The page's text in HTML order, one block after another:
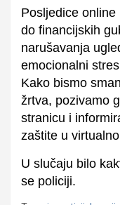
Posljedice
do financijskih
narušavanja
emocionalni
Kako bismo
žrtva, pozivamo
stranicu i
zaštite u
U slučaju bilo
se policiji.